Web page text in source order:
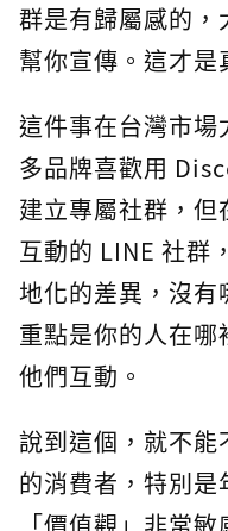
群是有歸屬感的
幫你宣傳。這才是
這件事在台灣市
多品牌喜歡用
建立專屬社群，
互動的 LINE 社群
地化的差異，沒有
重點是你的人在
他們互動。
說到這個，就不
的消費者，特別